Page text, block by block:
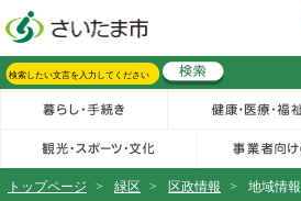
トップページ > 緑区 > 区政情報 > 地域情報